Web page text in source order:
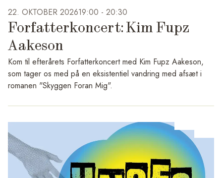
Kunstcafé.
Billede: Unges Kunstcafé på Rønnebæksholm.
22. OKTOBER 202619:00 - 20:30
Forfatterkoncert: Kim Fupz
Aakeson
Kom til efterårets Forfatterkoncert med Kim Fupz Aakeson,
som tager os med på en eksistentiel vandring med afsæt i
romanen "Skyggen Foran Mig".
De populære forfatterkoncerter kombinerer litteratur med
Aakeson med på scenen. Kim Fupz har skrevet over 100
bøger, udover sine berømte børnebøger også
filmmanuskripter og flere meget anmelderroste
voksenromaner.